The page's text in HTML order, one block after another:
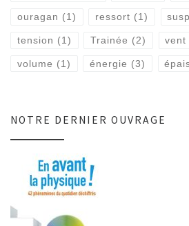
ouragan (1) ressort (1)
tension (1) Trainée (2) vent
volume (1) énergie (3)
NOTRE DERNIER OUVRAGE